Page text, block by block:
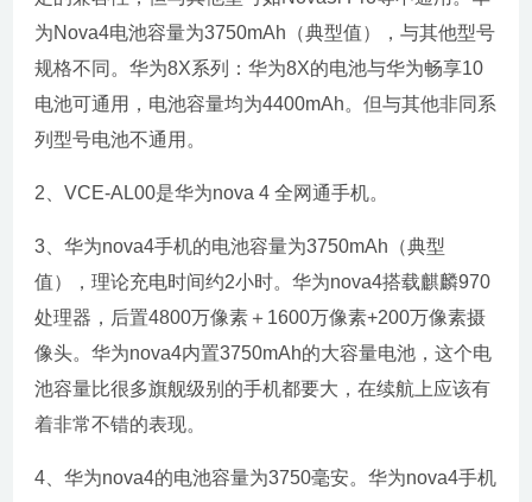
为Nova4电池容量为3750mAh（典型值），与其他型号
规格不同。华为8X系列：华为8X的电池与华为畅享10
电池可通用，电池容量均为4400mAh。但与其他非同系
列型号电池不通用。
2、VCE-AL00是华为nova 4 全网通手机。
3、华为nova4手机的电池容量为3750mAh（典型
值），理论充电时间约2小时。华为nova4搭载麒麟970
处理器，后置4800万像素＋1600万像素+200万像素摄
像头。华为nova4内置3750mAh的大容量电池，这个电
池容量比很多旗舰级别的手机都要大，在续航上应该有
着非常不错的表现。
4、华为nova4的电池容量为3750毫安。华为nova4手机